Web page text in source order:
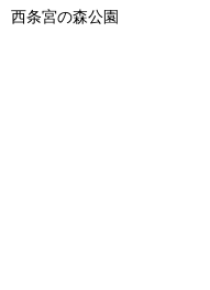
西条宮の森公園